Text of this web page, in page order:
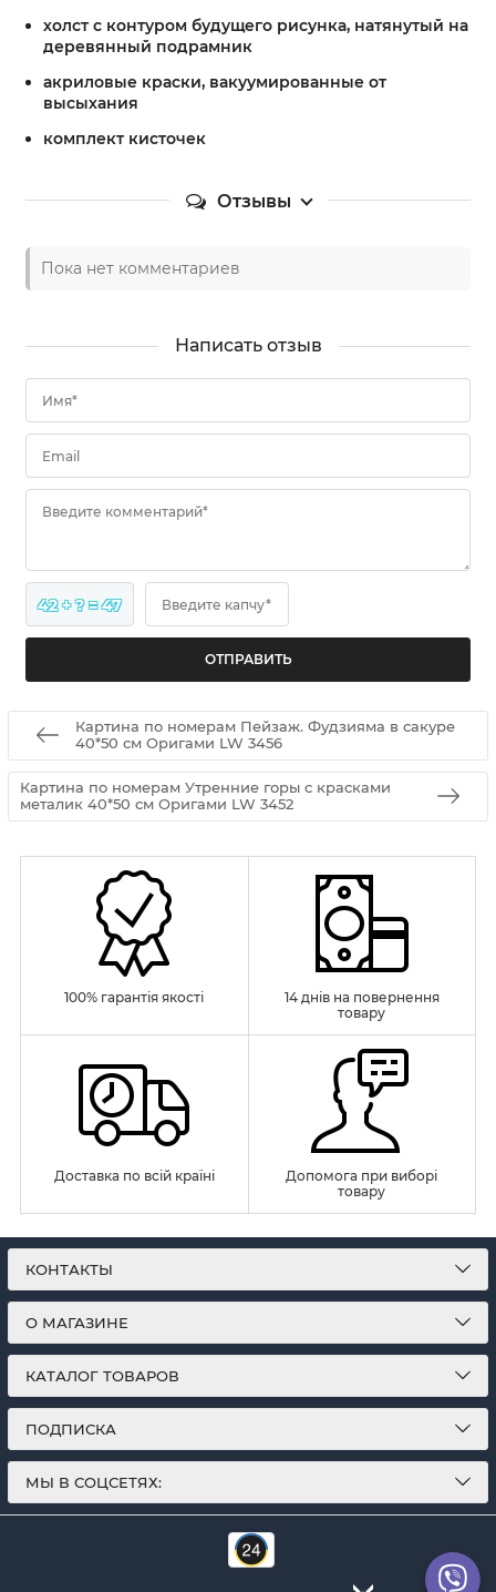
холст с контуром будущего рисунка, натянутый на
деревянный подрамник
акриловые краски, вакуумированные от
высыхания
комплект кисточек
Отзывы
Пока нет комментариев
Написать отзыв
Имя*
Email
Введите комментарий*
42 + ? = 47 Введите капчу*
Картина по номерам Пейзаж. Фудзияма в сакуре
40*50 см Оригами LW 3456
Картина по номерам Утренние горы с красками
металик 40*50 см Оригами LW 3452
100% гарантія якості
14 днів на повернення
товару
Доставка по всій країні
Допомога при виборі
товару
КОНТАКТЫ
О МАГАЗИНЕ
КАТАЛОГ ТОВАРОВ
ПОДПИСКА
МЫ В СОЦСЕТЯХ: